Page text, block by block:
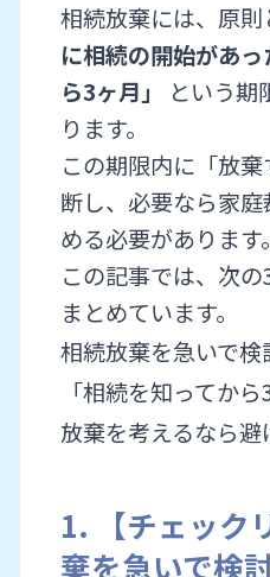
相続放棄には、原則
に相続の開始があ
ら3ヶ月」
という期
ります。
この期限内に「放
断し、必要なら家
める必要があります。
この記事では、次
まとめています。
相続放棄を急いで
「相続を知ってか
放棄を考えるなら避
1. 【チェック
棄を急いで検